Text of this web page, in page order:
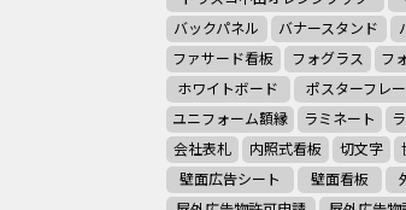
バックパネル
バナースタンド
ファサード看板
フォグラス フ
ホワイトボード
ポスターフレ
ユニフォーム額縁
ラミネート
会社表札
内照式看板 切文字
壁面広告シート
壁面看板